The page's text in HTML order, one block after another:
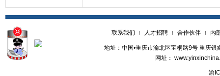
联系我们 人才招聘 合作伙伴 内
地址：中国•重庆市渝北区宝桐路9号 重庆
网址：
渝